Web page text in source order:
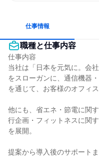
仕事情報
職種と仕事内容
仕事内容
当社は「日本を元気に。会社
をスローガンに、通信機器
を通じて、お客様のオフィ
他にも、省エネ・節電に関
行企画・フィットネスに関
を展開。
提案から導入後のサポート